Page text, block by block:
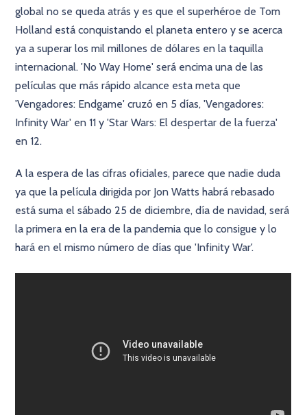
global no se queda atrás y es que el superhéroe de Tom
Holland está conquistando el planeta entero y se acerca
ya a superar los mil millones de dólares en la taquilla
internacional. 'No Way Home' será encima una de las
películas que más rápido alcance esta meta que
'Vengadores: Endgame' cruzó en 5 días, 'Vengadores:
Infinity War' en 11 y 'Star Wars: El despertar de la fuerza'
en 12.
A la espera de las cifras oficiales, parece que nadie duda
ya que la película dirigida por Jon Watts habrá rebasado
está suma el sábado 25 de diciembre, día de navidad, será
la primera en la era de la pandemia que lo consigue y lo
hará en el mismo número de días que 'Infinity War'.